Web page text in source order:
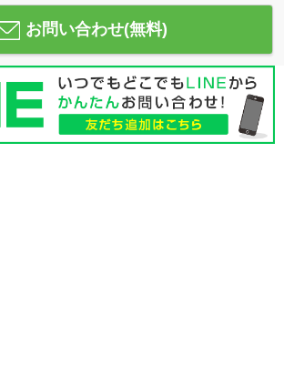
お問い合わせ(無料)